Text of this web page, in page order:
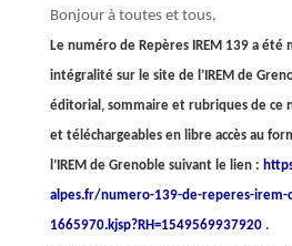
Bonjour à toutes et tous,
Le numéro de Repères IREM 139 a été
intégralité sur le site de l’IREM de
éditorial, sommaire et rubriques de ce
et téléchargeables en libre accès au
l’IREM de Grenoble suivant le lien :
alpes.fr/numero-139-de-reperes-irem-
1665970.kjsp?RH=1549569937920.